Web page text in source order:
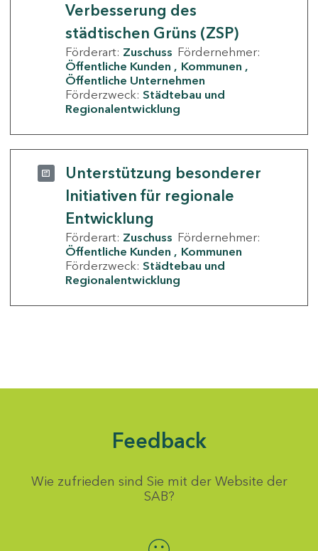
Verbesserung des
städtischen Grüns (ZSP)
Förderart: Zuschuss Fördernehmer:
Öffentliche Kunden
Kommunen
Öffentliche Unternehmen
Förderzweck: Städtebau und
Regionalentwicklung
Unterstützung besonderer
Initiativen für regionale
Entwicklung
Förderart: Zuschuss Fördernehmer:
Öffentliche Kunden
Kommunen
Förderzweck: Städtebau und
Regionalentwicklung
Feedback
Wie zufrieden sind Sie mit der Website der
SAB?
Bewertung auswählen